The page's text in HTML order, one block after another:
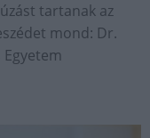
tartanak az
mond: Dr.